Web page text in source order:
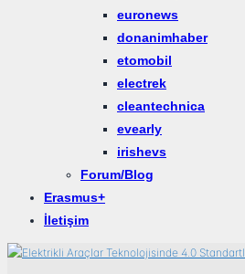
euronews
donanimhaber
etomobil
electrek
cleantechnica
evearly
irishevs
Forum/Blog
Erasmus+
İletişim
İçeriğe